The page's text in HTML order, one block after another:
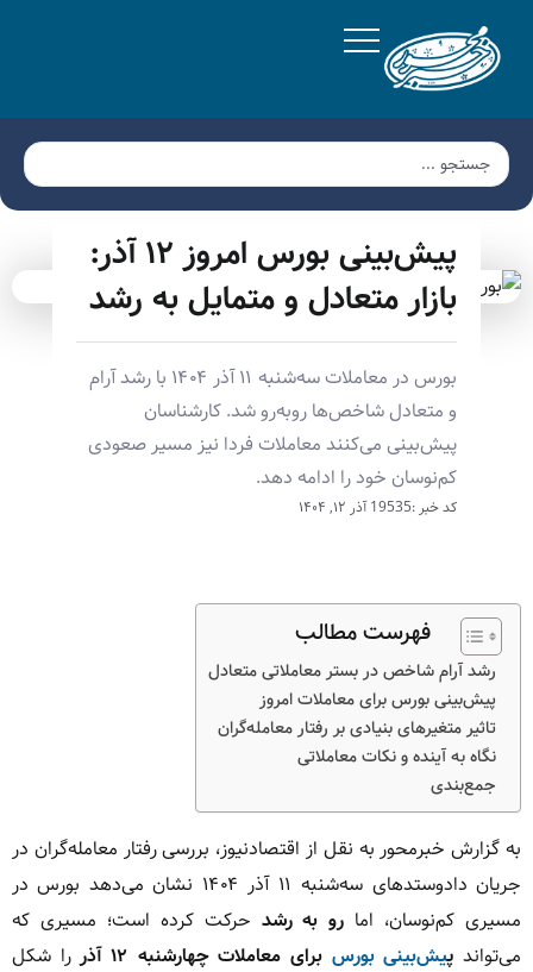
پیش‌بینی بورس امروز ۱۲ آذر:
بازار متعادل و متمایل به رشد
بورس در معاملات سه‌شنبه ۱۱ آذر ۱۴۰۴ با رشد آرام
و متعادل شاخص‌ها روبه‌رو شد. کارشناسان
پیش‌بینی می‌کنند معاملات فردا نیز مسیر صعودی
کم‌نوسان خود را ادامه دهد.
کد خبر :19535 آذر ۱۲, ۱۴۰۴
فهرست مطالب
رشد آرام شاخص در بستر معاملاتی متعادل
پیش‌بینی بورس برای معاملات امروز
تاثیر متغیرهای بنیادی بر رفتار معامله‌گران
نگاه به آینده و نکات معاملاتی
جمع‌بندی
به گزارش خبرمحور به نقل از اقتصادنیوز، بررسی رفتار معامله‌گران در
جریان دادوستدهای سه‌شنبه ۱۱ آذر ۱۴۰۴ نشان می‌دهد بورس در
مسیری کم‌نوسان، اما رو به رشد حرکت کرده است؛ مسیری که
می‌تواند پیش‌بینی بورس برای معاملات چهارشنبه ۱۲ آذر
را شکل